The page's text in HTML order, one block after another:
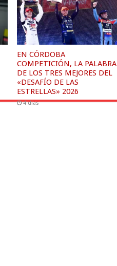
EN CÓRDOBA
COMPETICIÓN, LA PALABRA
DE LOS TRES MEJORES DEL
«DESAFÍO DE LAS
ESTRELLAS» 2026
4 días